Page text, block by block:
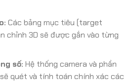
Các bảng mục tiêu (target
chỉnh 3D sẽ được gắn vào từng
số: Hệ thống camera và phần
quét và tính toán chính xác các